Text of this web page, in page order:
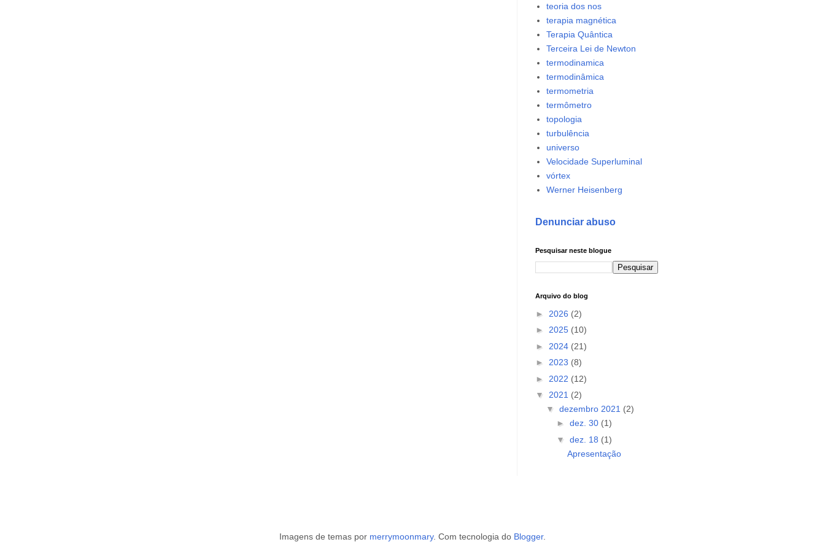
teoria dos nos
terapia magnética
Terapia Quântica
Terceira Lei de Newton
termodinamica
termodinâmica
termometria
termômetro
topologia
turbulência
universo
Velocidade Superluminal
vórtex
Werner Heisenberg
Denunciar abuso
Pesquisar neste blogue
Arquivo do blog
► 2026 (2)
► 2025 (10)
► 2024 (21)
► 2023 (8)
► 2022 (12)
▼ 2021 (2)
▼ dezembro 2021 (2)
► dez. 30 (1)
▼ dez. 18 (1)
Apresentação
Imagens de temas por merrymoonmary. Com tecnologia do Blogger.